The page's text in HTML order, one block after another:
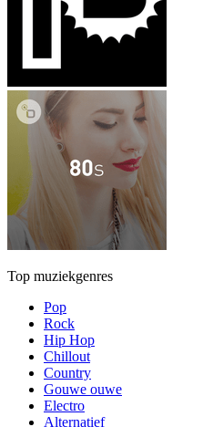
Top muziekgenres
Pop
Rock
Hip Hop
Chillout
Country
Gouwe ouwe
Electro
Alternatief